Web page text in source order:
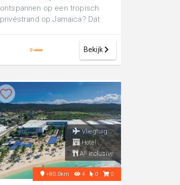
ontspannen op een tropisch
privéstrand op Jamaica? Dat
Bekijk
Vliegtuig
Hotel
All inclusive
+80.0km 4 0 0